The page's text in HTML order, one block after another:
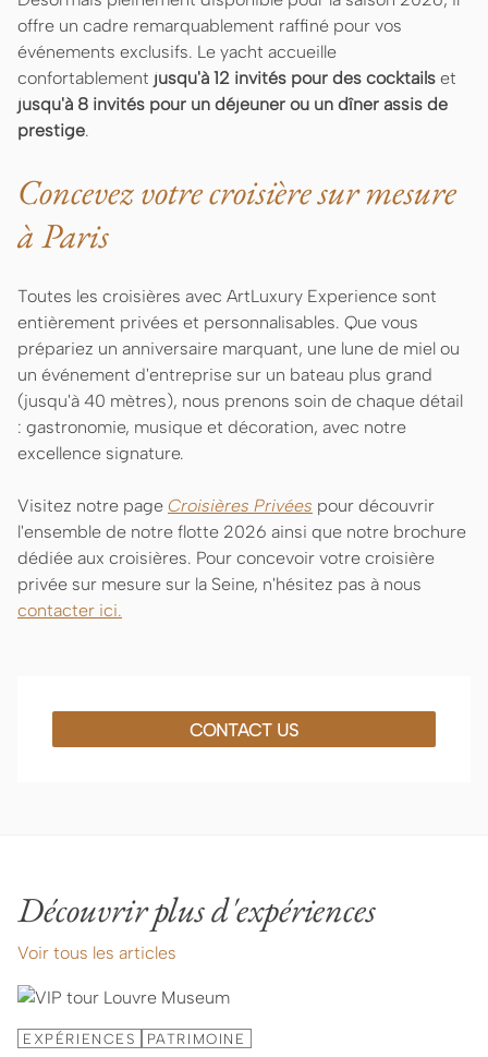
offre un cadre remarquablement raffiné pour vos
événements exclusifs. Le yacht accueille
confortablement jusqu'à 12 invités pour des cocktails et
jusqu'à 8 invités pour un déjeuner ou un dîner assis de
prestige.
Concevez votre croisière sur mesure
à Paris
Toutes les croisières avec ArtLuxury Experience sont
entièrement privées et personnalisables. Que vous
prépariez un anniversaire marquant, une lune de miel ou
un événement d'entreprise sur un bateau plus grand
(jusqu'à 40 mètres), nous prenons soin de chaque détail
: gastronomie, musique et décoration, avec notre
excellence signature.
Visitez notre page Croisières Privées pour découvrir
l'ensemble de notre flotte 2026 ainsi que notre brochure
dédiée aux croisières. Pour concevoir votre croisière
privée sur mesure sur la Seine, n'hésitez pas à nous
contacter ici.
CONTACT US
Découvrir plus d'expériences
Voir tous les articles
EXPÉRIENCES PATRIMOINE